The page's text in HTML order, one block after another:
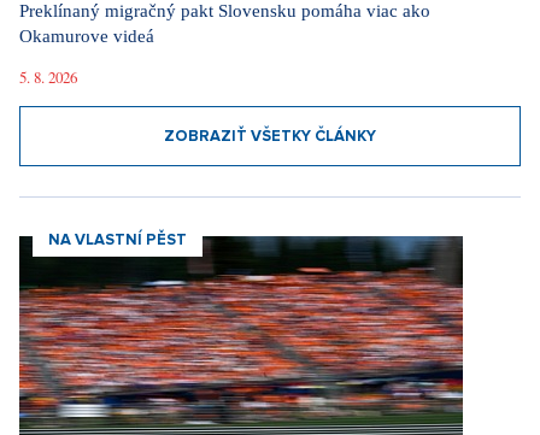
Preklínaný migračný pakt Slovensku pomáha viac ako
Okamurove videá
5. 8. 2026
ZOBRAZIŤ VŠETKY ČLÁNKY
NA VLASTNÍ PĚST